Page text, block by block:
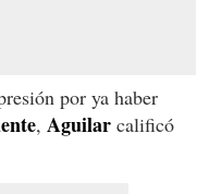
por ya haber
, Aguilar calificó